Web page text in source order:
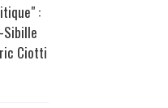
:
Sibille
Ciotti